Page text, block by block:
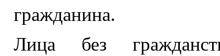
гражданина.
Лица без